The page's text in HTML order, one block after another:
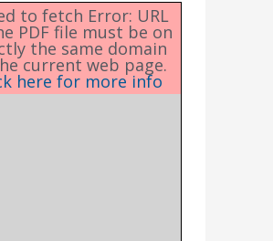
to fetch Error: URL
PDF file must be on
the same domain
current web page.
here for more info